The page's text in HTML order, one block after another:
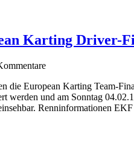
Karting Driver-
die European Karting Team-
werden und am Sonntag
Renninformationen